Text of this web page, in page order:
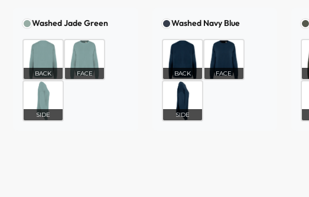
Washed Jade Green
BACK FACE
SIDE
Washed Navy Blue
BACK FACE
SIDE